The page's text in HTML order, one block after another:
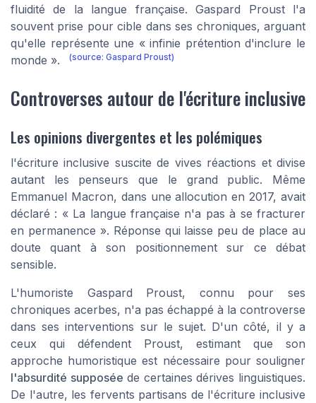
fluidité de la langue française. Gaspard Proust l'a
souvent prise pour cible dans ses chroniques, arguant
qu'elle représente une « infinie prétention d'inclure le
monde ».
(source: Gaspard Proust)
Controverses autour de l'écriture inclusive
Les opinions divergentes et les polémiques
l'écriture inclusive suscite de vives réactions et divise
autant les penseurs que le grand public. Même
Emmanuel Macron, dans une allocution en 2017, avait
déclaré : « La langue française n'a pas à se fracturer
en permanence ». Réponse qui laisse peu de place au
doute quant à son positionnement sur ce débat
sensible.
L'humoriste Gaspard Proust, connu pour ses
chroniques acerbes, n'a pas échappé à la controverse
dans ses interventions sur le sujet. D'un côté, il y a
ceux qui défendent Proust, estimant que son
approche humoristique est nécessaire pour souligner
l'absurdité supposée de certaines dérives linguistiques.
De l'autre, les fervents partisans de l'écriture inclusive